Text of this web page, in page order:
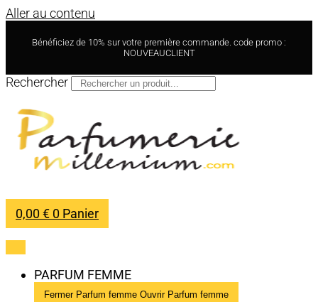
Aller au contenu
Bénéficiez de 10% sur votre première commande. code promo :
NOUVEAUCLIENT
Rechercher
0,00€ 0 Panier
PARFUM FEMME
Fermer Parfum femme Ouvrir Parfum femme